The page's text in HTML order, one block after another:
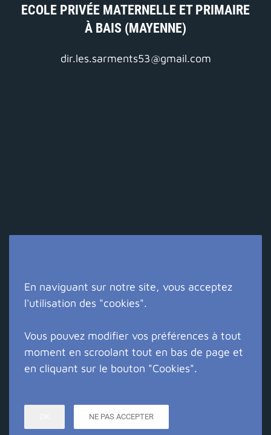
ECOLE PRIVÉE MATERNELLE ET PRIMAIRE
À BAIS (MAYENNE)
dir.les.sarments53@gmail.com
Suivez-nous !
Copyright © LES SARMENTS 2013
Mentions légales
Création site internet Eure : Crealys Web
En naviguant sur notre site, vous acceptez
l'utilisation des "cookies".
Vous pouvez modifier vos préférences à tout
moment en scroolant tout en bas de page et
en cliquant sur le bouton "Cookies".
NE PAS ACCEPTER